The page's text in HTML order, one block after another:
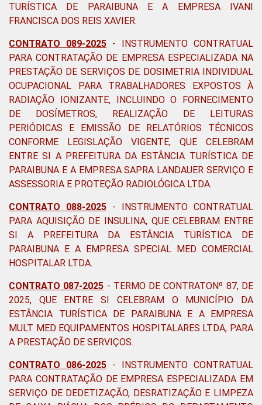
TURÍSTICA DE PARAIBUNA E A EMPRESA IVANI
FRANCISCA DOS REIS XAVIER.
CONTRATO 089-2025 - INSTRUMENTO CONTRATUAL
PARA CONTRATAÇÃO DE EMPRESA ESPECIALIZADA NA
PRESTAÇÃO DE SERVIÇOS DE DOSIMETRIA INDIVIDUAL
OCUPACIONAL PARA TRABALHADORES EXPOSTOS À
RADIAÇÃO IONIZANTE, INCLUINDO O FORNECIMENTO
DE DOSÍMETROS, REALIZAÇÃO DE LEITURAS
PERIÓDICAS E EMISSÃO DE RELATÓRIOS TÉCNICOS
CONFORME LEGISLAÇÃO VIGENTE, QUE CELEBRAM
ENTRE SI A PREFEITURA DA ESTÂNCIA TURÍSTICA DE
PARAIBUNA E A EMPRESA SAPRA LANDAUER SERVIÇO E
ASSESSORIA E PROTEÇÃO RADIOLÓGICA LTDA.
CONTRATO 088-2025 - INSTRUMENTO CONTRATUAL
PARA AQUISIÇÃO DE INSULINA, QUE CELEBRAM ENTRE
SI A PREFEITURA DA ESTÂNCIA TURÍSTICA DE
PARAIBUNA E A EMPRESA SPECIAL MED COMERCIAL
HOSPITALAR LTDA.
CONTRATO 087-2025 - TERMO DE CONTRATONº 87, DE
2025, QUE ENTRE SI CELEBRAM O MUNICÍPIO DA
ESTÂNCIA TURÍSTICA DE PARAIBUNA E A EMPRESA
MULT MED EQUIPAMENTOS HOSPITALARES LTDA, PARA
A PRESTAÇÃO DE SERVIÇOS.
CONTRATO 086-2025 - INSTRUMENTO CONTRATUAL
PARA CONTRATAÇÃO DE EMPRESA ESPECIALIZADA EM
SERVIÇO DE DEDETIZAÇÃO, DESRATIZAÇÃO E LIMPEZA